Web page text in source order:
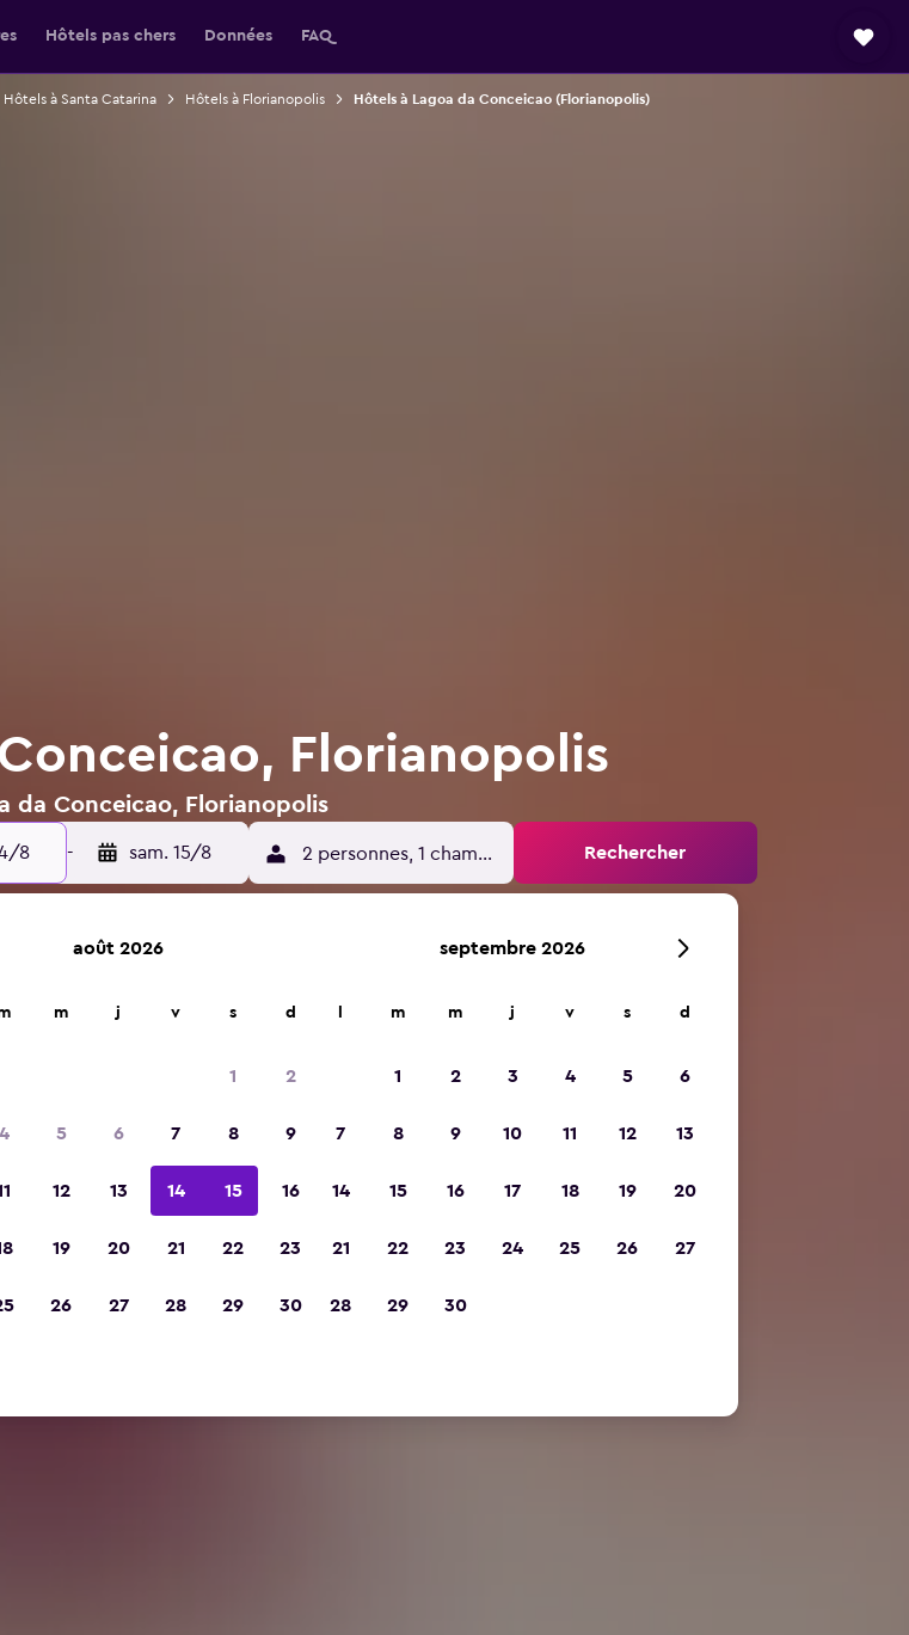
Hôtels pas chers Données FAQ
Hôtels à Santa Catarina Hôtels à Florianopolis Hôtels à Lagoa da Conceicao (Florianopolis)
Florianopolis
da Conceicao, Florianopolis
8 - sam. 15/8 2 personnes, 1 chambre Rechercher
août 2026
m j v s d
1 2
4 5 6 7 8 9
12 13 14 15 16
19 20 21 22 23
26 27 28 29 30
septembre 2026
m m j v s d
1 2 3 4 5 6
7 8 9 10 11 12 13
14 15 16 17 18 19 20
21 22 23 24 25 26 27
28 29 30